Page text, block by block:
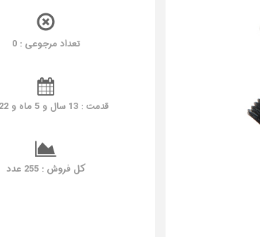
تعداد مرجوعی : 0
قدمت : 13 سال و 5 ماه و 22 روز
کل فروش : 255 عدد